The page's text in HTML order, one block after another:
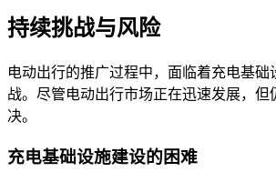
持续挑战与风险
电动出行的推广过程中，面临着充电基础
战。尽管电动出行市场正在迅速发展，但
决。
充电基础设施建设的困难